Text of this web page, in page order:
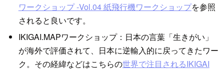
ワークショップ -Vol.04 紙飛行機ワークショップを参照
されると良いです。
IKIGAI.MAPワークショップ：日本の言葉「生きがい」
が海外で評価されて、日本に逆輸入的に戻ってきたワー
ク。その経緯などはこちらの世界で注目されるIKIGAI